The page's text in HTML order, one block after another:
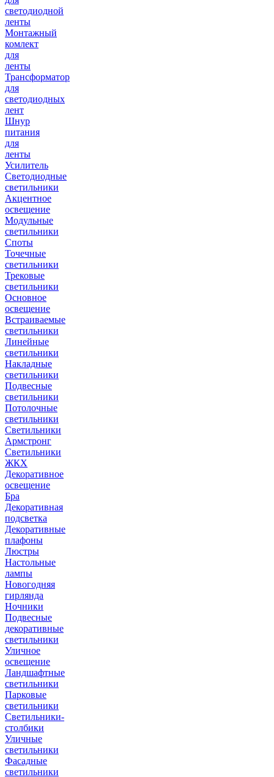
светодиодной
ленты
Монтажный
комлект
для
ленты
Трансформатор
для
светодиодных
лент
Шнур
питания
для
ленты
Усилитель
Светодиодные
светильники
Акцентное
освещение
Модульные
светильники
Споты
Точечные
светильники
Трековые
светильники
Основное
освещение
Встраиваемые
светильники
Линейные
светильники
Накладные
светильники
Подвесные
светильники
Потолочные
светильники
Светильники
Армстронг
Светильники
ЖКХ
Декоративное
освещение
Бра
Декоративная
подсветка
Декоративные
плафоны
Люстры
Настольные
лампы
Новогодняя
гирлянда
Ночники
Подвесные
декоративные
светильники
Уличное
освещение
Ландшафтные
светильники
Парковые
светильники
Светильники-
столбики
Уличные
светильники
Фасадные
светильники